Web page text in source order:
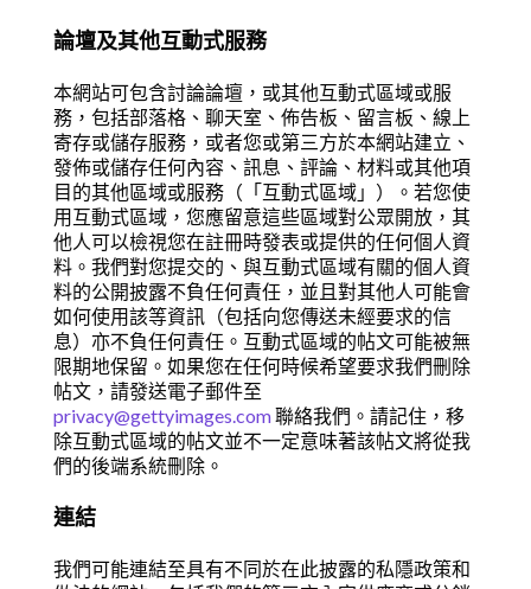
論壇及其他互動式服務
本網站可包含討論論壇，或其他互動式區域或服
務，包括部落格、聊天室、佈告板、留言板、線上
寄存或儲存服務，或者您或第三方於本網站建立、
發佈或儲存任何內容、訊息、評論、材料或其他項
目的其他區域或服務（「互動式區域」）。若您使
用互動式區域，您應留意這些區域對公眾開放，其
他人可以檢視您在註冊時發表或提供的任何個人資
料。我們對您提交的、與互動式區域有關的個人資
料的公開披露不負任何責任，並且對其他人可能會
如何使用該等資訊（包括向您傳送未經要求的信
息）亦不負任何責任。互動式區域的帖文可能被無
限期地保留。如果您在任何時候希望要求我們刪除
帖文，請發送電子郵件至
privacy@gettyimages.com聯絡我們。請記住，移
除互動式區域的帖文並不一定意味著該帖文將從我
們的後端系統刪除。
連結
我們可能連結至具有不同於在此披露的私隱政策和